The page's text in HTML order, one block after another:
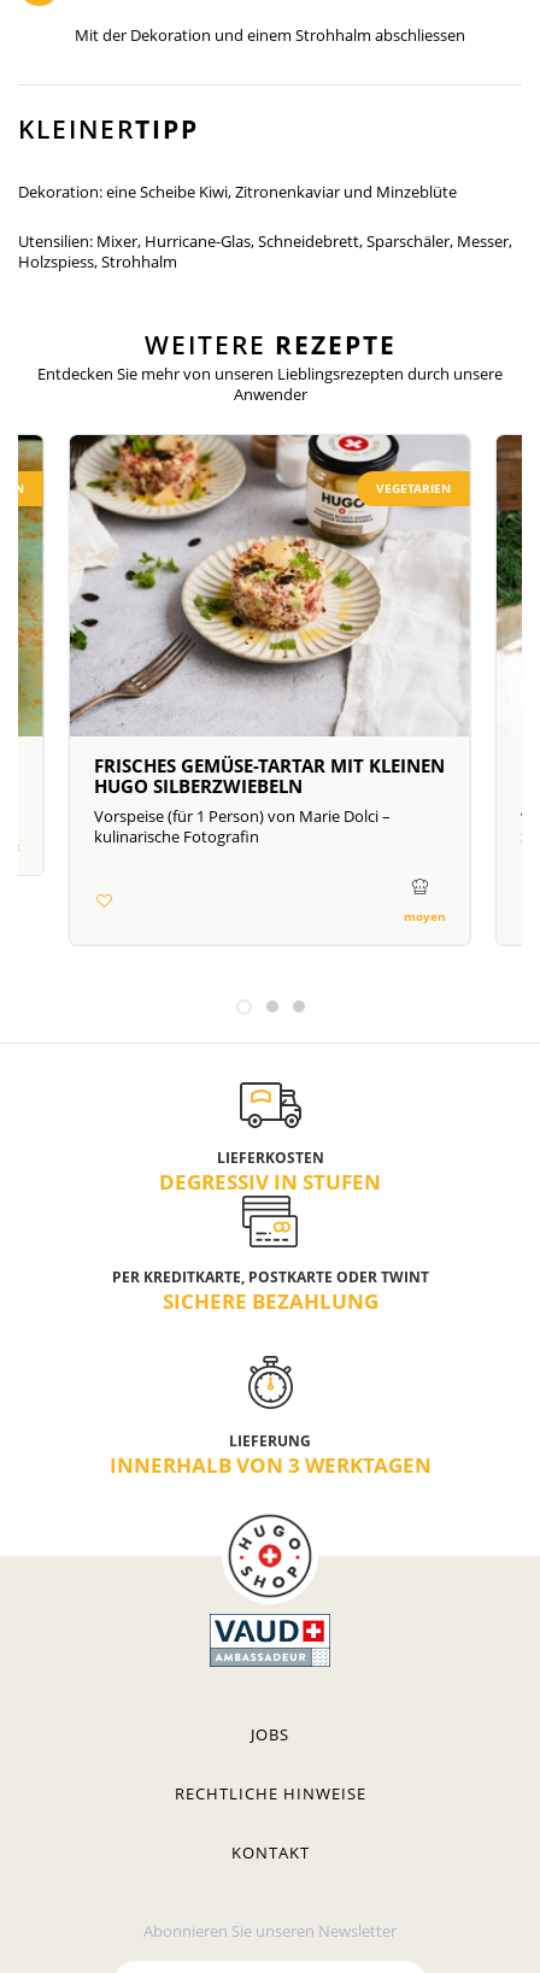
Mit der Dekoration und einem Strohhalm abschliessen
KLEINERTIPP
Dekoration: eine Scheibe Kiwi, Zitronenkaviar und Minzeblüte
Utensilien: Mixer, Hurricane-Glas, Schneidebrett, Sparschäler, Messer,
Holzspiess, Strohhalm
WEITERE REZEPTE
Entdecken Sie mehr von unseren Lieblingsrezepten durch unsere
Anwender
VEGETARIEN
FRISCHES GEMÜSE-TARTAR MIT KLEINEN
HUGO SILBERZWIEBELN
Vorspeise (für 1 Person) von Marie Dolci –
kulinarische Fotografin
moyen
LIEFERKOSTEN
DEGRESSIV IN STUFEN
PER KREDITKARTE, POSTKARTE ODER TWINT
SICHERE BEZAHLUNG
LIEFERUNG
INNERHALB VON 3 WERKTAGEN
JOBS
RECHTLICHE HINWEISE
KONTAKT
Abonnieren Sie unseren Newsletter